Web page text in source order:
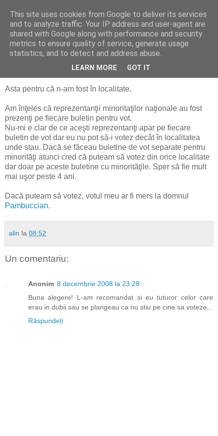
Alin Dosoniu - blog
marți, 2 decembrie 2008
N-am votat :(
Asta pentru că n-am fost în localitate.
Am înţeles că reprezentanţii minoritaţilor naţionale au fost
prezenţi pe fiecare buletin pentru vot.
Nu-mi e clar de ce aceşti reprezentanţi apar pe fiecare
buletin de vot dar eu nu pot să-i votez decât în localitatea
unde stau. Dacă se făceau buletine de vot separate pentru
minorităţi atunci cred că puteam să votez din orice localitate
dar doar pe aceste buletine cu minorităţile. Sper să fie mult
mai uşor peste 4 ani.
Dacă puteam să votez, votul meu ar fi mers la domnul
Pambuccian.
alin la 08:52
Un comentariu:
Anonim 8 decembrie 2008 la 23:28
Buna alegere! L-am recomandat si eu tuturor celor care
erau in dubii sau se plangeau ca nu stiu pe cine sa voteze...
Răspundeți
This site uses cookies from Google to deliver its services
and to analyze traffic. Your IP address and user-agent are
shared with Google along with performance and security
metrics to ensure quality of service, generate usage
statistics, and to detect and address abuse.
LEARN MORE GOT IT